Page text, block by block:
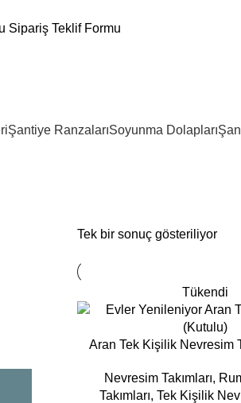
Sipariş Teklif Formu
Şantiye RanzalarıSoyunma Dolapları
Tek bir sonuç gösteriliyor
Tükendi
Aran Tek Kişilik Nevresim
Nevresim Takımları,
Takımları,Tek Kişilik